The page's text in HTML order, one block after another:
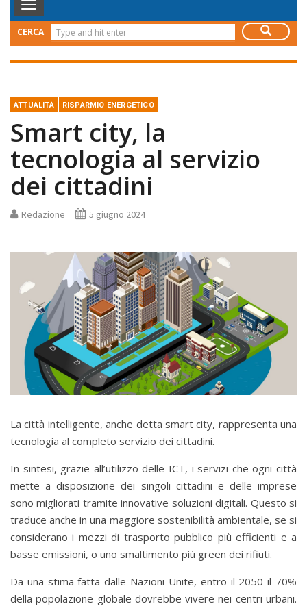
Toggle
Navigation
CERCA
ATTUALITÀ RISPARMIO ENERGETICO
Smart city, la
tecnologia al servizio
dei cittadini
Redazione 5 giugno 2024
La città intelligente, anche detta smart city, rappresenta una
tecnologia al completo servizio dei cittadini.
In sintesi, grazie all’utilizzo delle ICT, i servizi che ogni città
mette a disposizione dei singoli cittadini e delle imprese
sono migliorati tramite innovative soluzioni digitali. Questo si
traduce anche in una maggiore sostenibilità ambientale, se si
considerano i mezzi di trasporto pubblico più efficienti e a
basse emissioni, o uno smaltimento più green dei rifiuti.
Da una stima fatta dalle Nazioni Unite, entro il 2050 il 70%
della popolazione globale dovrebbe vivere nei centri urbani.